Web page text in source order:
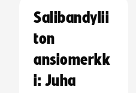
Salibandylii
ton
ansiomerkk
i: Juha